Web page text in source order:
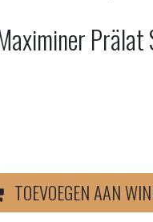
Prälat
TOEVOEGEN AAN